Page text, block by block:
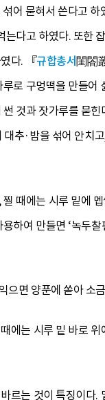
어 묻혀서 쓴다고 하
다고 하였다. 또한
다. 『규합총서閨閤
로 구멍떡을 만들어
것과 잣가루를 묻힌
추·밤을 섞어 안치
때에는 시루 밑에
하여 만들면 ‘녹두찰
으면 양푼에 쏟아 소
에는 시루 밑 바로
르는 것이 특징이다